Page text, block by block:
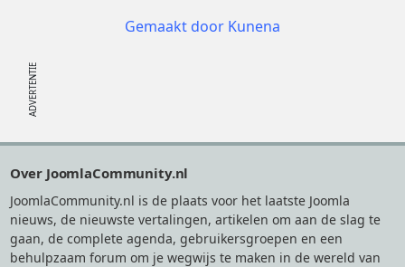
Gemaakt door Kunena
Over JoomlaCommunity.nl
JoomlaCommunity.nl is de plaats voor het laatste Joomla
nieuws, de nieuwste vertalingen, artikelen om aan de slag te
gaan, de complete agenda, gebruikersgroepen en een
behulpzaam forum om je wegwijs te maken in de wereld van